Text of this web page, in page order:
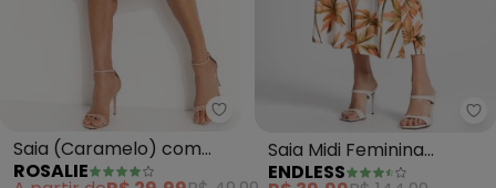
Rosalie - Saia (Caramelo) com
Saia (Caramelo) com
Botões
ROSALIE
Saia Midi Feminina
Estampada (Bege)
ENDLESS